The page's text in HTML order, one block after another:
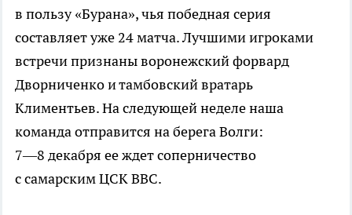
в пользу «Бурана», чья победная серия
составляет уже 24 матча. Лучшими игроками
встречи признаны воронежский форвард
Дворниченко и тамбовский вратарь
Климентьев. На следующей неделе наша
команда отправится на берега Волги:
7—8 декабря ее ждет соперничество
с самарским ЦСК ВВС.